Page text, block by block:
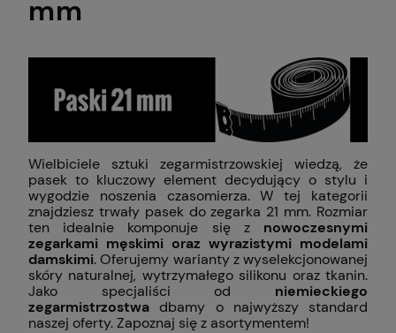
mm
Wielbiciele sztuki zegarmistrzowskiej wiedzą, że
pasek to kluczowy element decydujący o stylu i
wygodzie noszenia czasomierza. W tej kategorii
znajdziesz trwały pasek do zegarka 21 mm. Rozmiar
ten idealnie komponuje się z nowoczesnymi
zegarkami męskimi oraz wyrazistymi modelami
damskimi. Oferujemy warianty z wyselekcjonowanej
skóry naturalnej, wytrzymałego silikonu oraz tkanin.
Jako specjaliści od niemieckiego
zegarmistrzostwa dbamy o najwyższy standard
naszej oferty. Zapoznaj się z asortymentem!